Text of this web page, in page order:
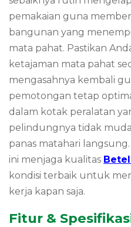
pemakaian guna
bangunan yang
mata pahat. Pastikan
ketajaman mata pahat
mengasahnya kembali
pemotongan tetap
dalam kotak peralatan
pelindungnya tidak
panas matahari
ini menjaga kualitas
kondisi terbaik untuk
kerja kapan saja.
Fitur &